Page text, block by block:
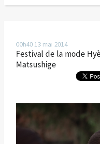
00h40 13 mai 2014
Festival de la mode
Matsushige